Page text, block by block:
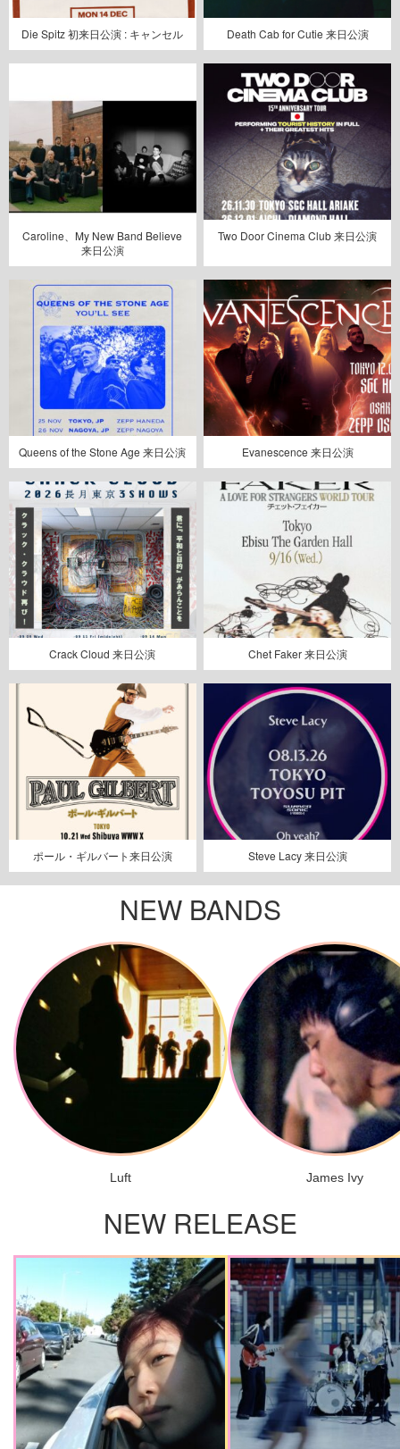
Die Spitz 初来日公演 : キャンセル Death Cab for Cutie 来日公演
Caroline、My New Band Believe
来日公演
Two Door Cinema Club 来日公演
Queens of the Stone Age 来日公演 Evanescence 来日公演
Crack Cloud 来日公演 Chet Faker 来日公演
ポール・ギルバート来日公演 Steve Lacy 来日公演
NEW BANDS
Luft James Ivy
NEW RELEASE